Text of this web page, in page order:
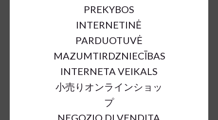
METAL FLOWER D3CM 6PCS IN
BUNDLE SILVER
€5.58 75%
b = base width h = height
33873
PREKYBOS
INTERNETINĖ
PARDUOTUVĖ
MAZUMTIRDZNIECĪBAS
INTERNETA VEIKALS
小売りオンラインショッ
プ
NEGOZIO DI VENDITA